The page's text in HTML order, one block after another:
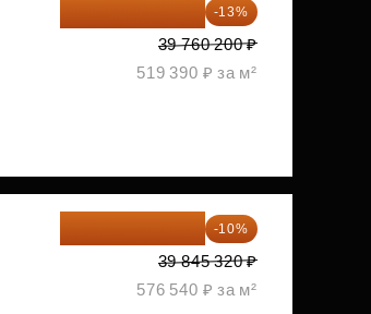
-13%
39 760 200 ₽
519 390 ₽ за м²
-10%
39 845 320 ₽
576 540 ₽ за м²